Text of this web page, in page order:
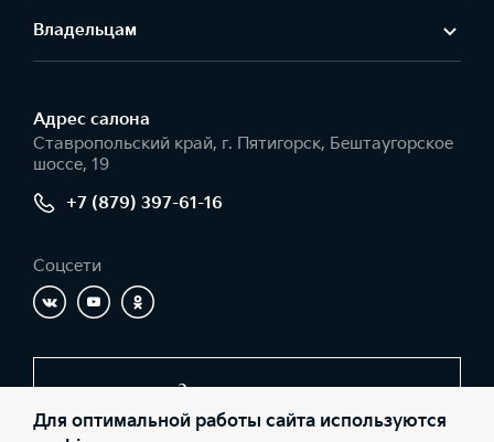
Владельцам
Адрес салонa
Ставропольский край, г. Пятигорск, Бештаугорское
шоссе, 19
+7 (879) 397-61-16
Соцсети
Заказать звонок
Для оптимальной работы сайта используются